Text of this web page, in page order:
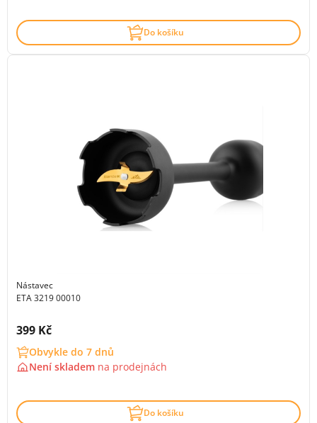
Do košíku
Nástavec
ETA 3219 00010
Cena s DPH:
399 Kč
Obvykle do 7 dnů
Není skladem na prodejnách
Do košíku